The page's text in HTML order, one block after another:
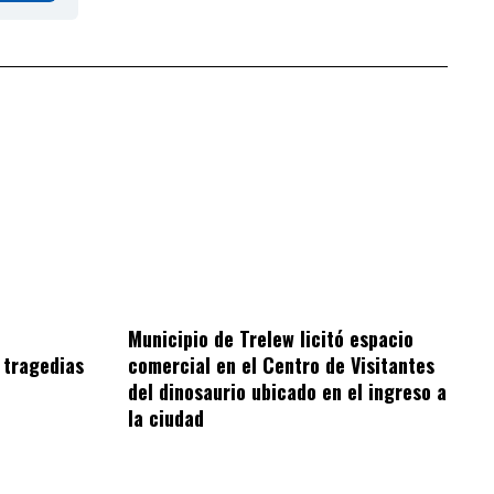
Municipio de Trelew licitó espacio
comercial en el Centro de Visitantes
del dinosaurio ubicado en el ingreso a
la ciudad